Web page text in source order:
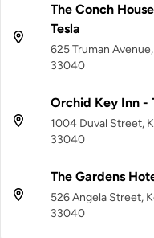
The Conch
Tesla
625 Truman
33040
Orchid Key Inn -
1004 Duval Street,
33040
The Gardens
526 Angela Street,
33040